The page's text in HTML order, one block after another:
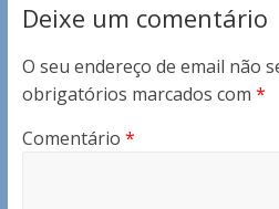
Deixe um comentário
O seu endereço de email não
obrigatórios marcados com *
Comentário *